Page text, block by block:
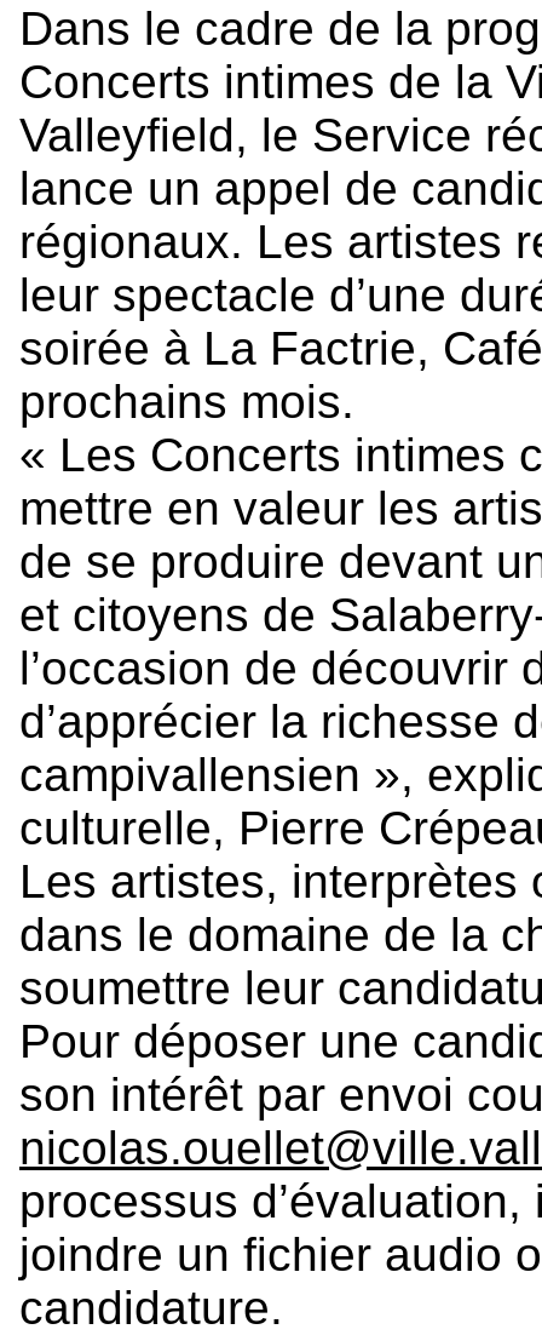
Dans le cadre de la
Concerts intimes de la
Valleyfield, le Service
lance un appel de
régionaux. Les artistes
leur spectacle d’une
soirée à La Factrie,
prochains mois.
« Les Concerts intimes
mettre en valeur les
de se produire devant
et citoyens de
l’occasion de découvrir
d’apprécier la richesse
campivallensien »,
culturelle, Pierre
Les artistes,
dans le domaine de la
soumettre leur
Pour déposer une
son intérêt par envoi
processus
joindre un fichier audio
candidature.